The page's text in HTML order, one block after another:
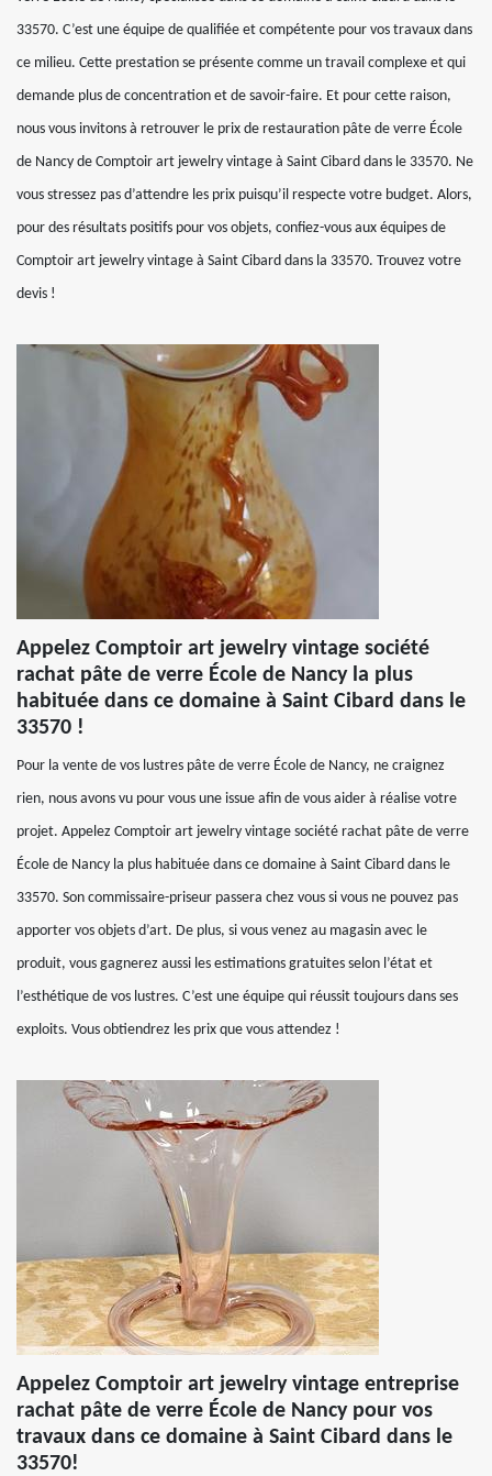
33570. C’est une équipe de qualifiée et compétente pour vos travaux dans
ce milieu. Cette prestation se présente comme un travail complexe et qui
demande plus de concentration et de savoir-faire. Et pour cette raison,
nous vous invitons à retrouver le prix de restauration pâte de verre École
de Nancy de Comptoir art jewelry vintage à Saint Cibard dans le 33570. Ne
vous stressez pas d’attendre les prix puisqu’il respecte votre budget. Alors,
pour des résultats positifs pour vos objets, confiez-vous aux équipes de
Comptoir art jewelry vintage à Saint Cibard dans la 33570. Trouvez votre
devis !
Appelez Comptoir art jewelry vintage société
rachat pâte de verre École de Nancy la plus
habituée dans ce domaine à Saint Cibard dans le
33570 !
Pour la vente de vos lustres pâte de verre École de Nancy, ne craignez
rien, nous avons vu pour vous une issue afin de vous aider à réalise votre
projet. Appelez Comptoir art jewelry vintage société rachat pâte de verre
École de Nancy la plus habituée dans ce domaine à Saint Cibard dans le
33570. Son commissaire-priseur passera chez vous si vous ne pouvez pas
apporter vos objets d’art. De plus, si vous venez au magasin avec le
produit, vous gagnerez aussi les estimations gratuites selon l’état et
l’esthétique de vos lustres. C’est une équipe qui réussit toujours dans ses
exploits. Vous obtiendrez les prix que vous attendez !
Appelez Comptoir art jewelry vintage entreprise
rachat pâte de verre École de Nancy pour vos
travaux dans ce domaine à Saint Cibard dans le
33570!